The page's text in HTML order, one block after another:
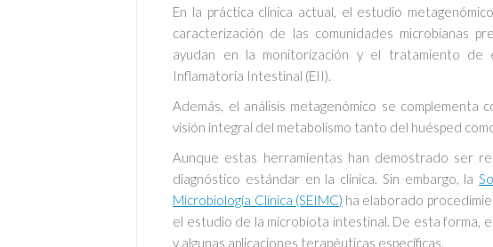
En la práctica clínica actual, el estudio
caracterización de las comunidades microbianas
ayudan en la monitorización y el tratamiento de
Inflamatoria Intestinal (EII).
Además, el análisis metagenómico se complementa
visión integral del metabolismo tanto del huésped
Aunque estas herramientas han demostrado ser
diagnóstico estándar en la clínica. Sin embargo, la
Microbiología Clínica (SEIMC) ha elaborado
el estudio de la microbiota intestinal. De esta forma,
y algunas aplicaciones terapéuticas específicas.